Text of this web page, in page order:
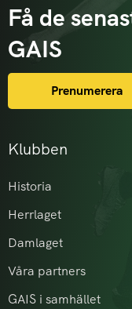
Klubben
Historia
Herrlaget
Damlaget
Våra partners
GAIS i samhället
Få de
GAIS
Prenumerera